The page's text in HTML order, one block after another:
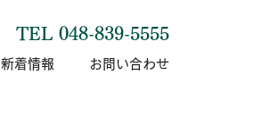
TEL 048-839-5555
新着情報 お問い合わせ